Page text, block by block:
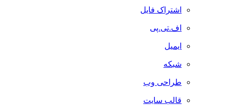
اشتراک فایل
اف.تی.پی
ایمیل
شبکه
طراحی وب
قالب سایت